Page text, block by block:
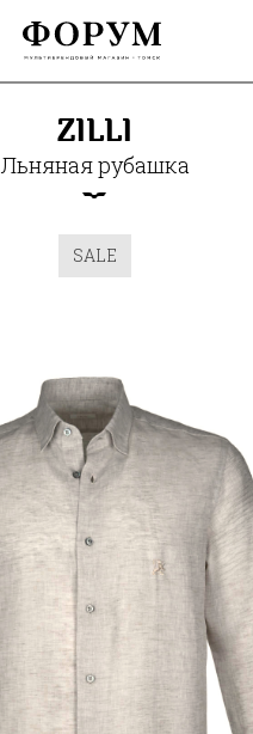
ZILLI
Льняная рубашка
SALE